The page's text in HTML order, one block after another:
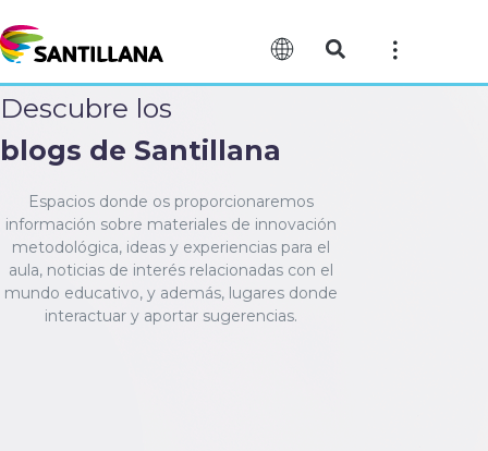
Descubre los
blogs de Santillana
Espacios donde os proporcionaremos
información sobre materiales de innovación
metodológica, ideas y experiencias para el
aula, noticias de interés relacionadas con el
mundo educativo, y además, lugares donde
interactuar y aportar sugerencias.